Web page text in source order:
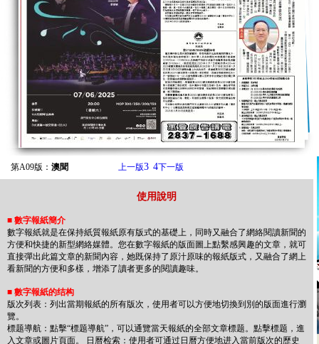
使用說明
■ 數字報紙簡介
數字報紙就是在保持紙質報紙原有版式的基礎上，同時又融合了網絡閱讀新聞的
方便和快捷的新型網絡媒體。您在數字報紙的版面圖上點繫感興趣的文章，就可
直接彈出此篇文章的新聞內容，她既保持了原汁原味的報紙版式，又融合了網上
看新聞的方便和多樣，增添了讀者更多的閱讀趣味。
■ 數字報紙的结构
版次列表：列出當期報紙的所有版次，使用者可以方便地切換到別的版面進行瀏
覽。
標题導航：點擊“標题導航”，可以通覽當天報紙的全部文章標题。點擊標题，進
入文章或圖片頁面。 日曆检索：使用者可通过日曆方便地进入當前版次的歷史
第A09版： 澳聞 上一版3 4下一版